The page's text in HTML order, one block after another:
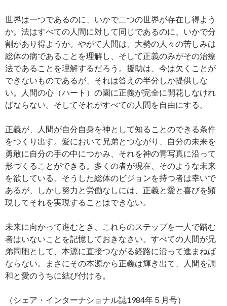
世界は一つであるのに、いかで二つの世界が存在し得よう
か。法はすべての人間に対して同じであるのに、いかで分
割があり得ようか。やがて人間は、大勢の人々の苦しみは
総体の病であることを理解し、そして正義のみがその治療
法であることを理解するだろう。援助は、今は欠くことが
できないものであるが、それは答えの半分しか提供しな
い。人間の心（ハート）の園に正義が完全に開花しなけれ
ばならない。そしてそれがすべての人間を自由にする。
正義が、人間が自分自身を神として知ることのできる条件
をつくり出す。愛において兄弟とつながり、自分の未来を
勇敢に自分の手の中につかみ、それを神の青写真に沿って
形づくることができる。多くの者が現在、そのような未来
を欲している。そうした総体のビジョンを持つ者は幸いで
あるが、しかし努力と労働なしには、正義と愛と喜びを顕
現してそれを実現することはできない。
未来に向かって進むとき、これらのステップを一人で踏む
者はいないことを記憶しておきなさい。すべての人間が兄
弟同胞として、本源に直接つながる経路に沿って進まねば
ならない。まさにその本源から正義は輝き出て、人間を調
和と愛のうちに結び付ける。
（シェア・インターナショナル誌1984年５月号）